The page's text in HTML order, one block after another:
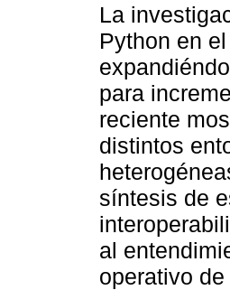
La
Python en
para
reciente
distintos
síntesis de
al
operativo